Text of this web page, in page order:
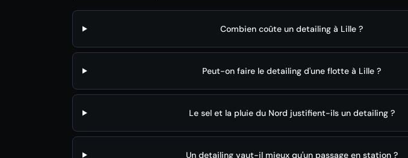
Combien coûte un detailing à Lille ?
Peut-on faire le detailing d'une flotte à Lille ?
Le sel et la pluie du Nord justifient-ils un detailing ?
Un detailing vaut-il mieux qu'un passage en station ?